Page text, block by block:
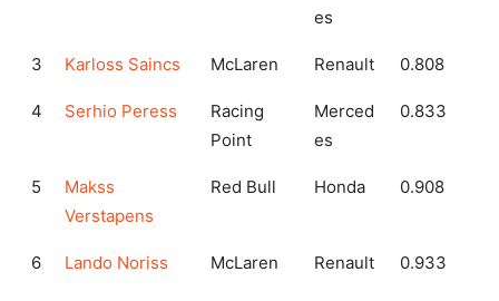
es
3 Karloss Saincs McLaren Renault 0.808
4 Serhio Peress
Racing
Point
Merced
es
0.833
5
Makss
Verstapens
Red Bull Honda 0.908
6 Lando Noriss McLaren Renault 0.933